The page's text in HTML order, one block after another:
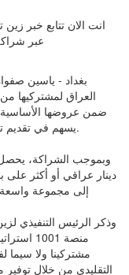
انت الان تتابع خبر
عبر شراكة
بغداد - ياسين
العراق لمشتركيها
ضمن عروضها
يسهم في تقديم تجربة أفضل للمشتركين لا سيما بين فئة الشباب.
إلى مجموعة
وذكر الرئيس التنفيذي
منصة
مشتركينا ولا سيما
التقليدي من خلال